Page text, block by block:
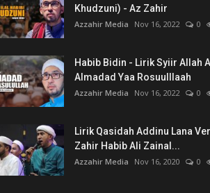
Khudzuni) - Az Zahir
Azzahir Media Nov 16, 2022 0
Habib Bidin - Lirik Syiir Allah
Almadad Yaa Rosuulllaah
Azzahir Media Nov 16, 2022 0
Lirik Qasidah Addinu Lana
Zahir Habib Ali Zainal...
Azzahir Media Nov 16, 2020 0